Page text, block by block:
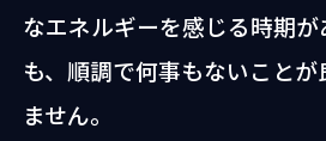
なエネルギーを感じる時期
も、順調で何事もないことが
ません。